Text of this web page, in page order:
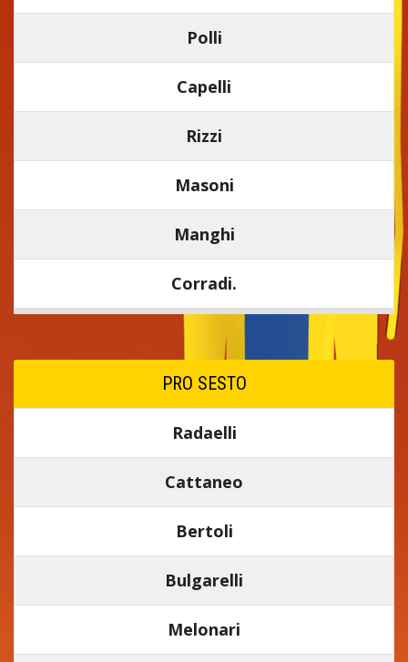
Polli
Capelli
Rizzi
Masoni
Manghi
Corradi.
PRO SESTO
Radaelli
Cattaneo
Bertoli
Bulgarelli
Melonari